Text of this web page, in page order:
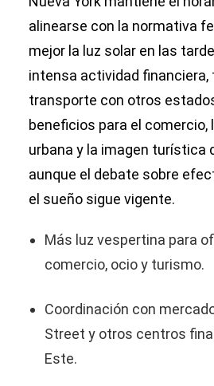
alinearse con la normativa
mejor la luz solar en las
intensa actividad financiera,
transporte con otros
beneficios para el comercio,
urbana y la imagen turística
aunque el debate sobre
el sueño sigue vigente.
Más luz vespertina para
comercio, ocio y turismo.
Coordinación con
Street y otros centros
Este.